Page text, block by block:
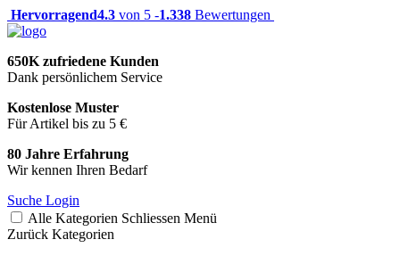
Hervorragend4.3 von 5 -1.338 Bewertungen
650K zufriedene Kunden
Dank persönlichem Service
Kostenlose Muster
Für Artikel bis zu 5 €
80 Jahre Erfahrung
Wir kennen Ihren Bedarf
Suche Login
Alle Kategorien Schliessen Menü
Zurück Kategorien